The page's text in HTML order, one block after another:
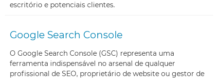
escritório e potenciais clientes.
Google Search Console
O Google Search Console (GSC) representa uma
ferramenta indispensável no arsenal de qualquer
profissional de SEO, proprietário de website ou gestor de